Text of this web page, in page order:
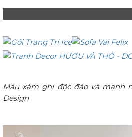
Màu xám ghi độc đáo và mạnh
Design